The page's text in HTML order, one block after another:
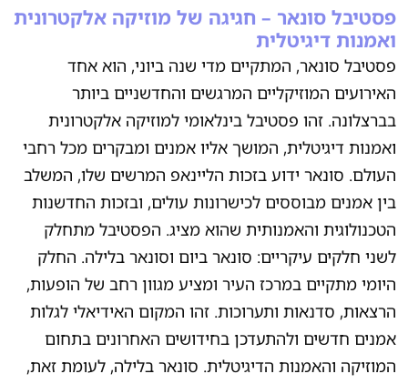
פסטיבל סונאר – חגיגה של מוזיקה אלקטרונית
ואמנות דיגיטלית
פסטיבל סונאר, המתקיים מדי שנה ביוני, הוא אחד
האירועים המוזיקליים המרגשים והחדשניים ביותר
בברצלונה. זהו פסטיבל בינלאומי למוזיקה אלקטרונית
ואמנות דיגיטלית, המושך אליו אמנים ומבקרים מכל רחבי
העולם. סונאר ידוע בזכות הליינאפ המרשים שלו, המשלב
בין אמנים מבוססים לכישרונות עולים, ובזכות החדשנות
הטכנולוגית והאמנותית שהוא מציג. הפסטיבל מתחלק
לשני חלקים עיקריים: סונאר ביום וסונאר בלילה. החלק
היומי מתקיים במרכז העיר ומציע מגוון רחב של הופעות,
הרצאות, סדנאות ותערוכות. זהו המקום האידיאלי לגלות
אמנים חדשים ולהתעדכן בחידושים האחרונים בתחום
המוזיקה והאמנות הדיגיטלית. סונאר בלילה, לעומת זאת,